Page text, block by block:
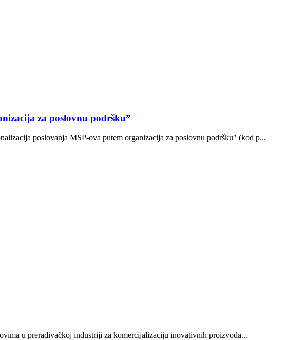
za poslovnu podršku”
poslovanja MSP-ova putem organizacija za poslovnu podršku" (kod p...
u prerađivačkoj industriji za komercijalizaciju inovativnih proizvoda...